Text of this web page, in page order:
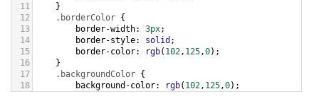
11
}
12
.borderColor {
13
border-width: 3px;
14
border-style: solid ;
15
border-color: rgb( 102, 125,0);
16
}
17
.backgroundColor {
18
background-color: rgb( 102, 125,0);